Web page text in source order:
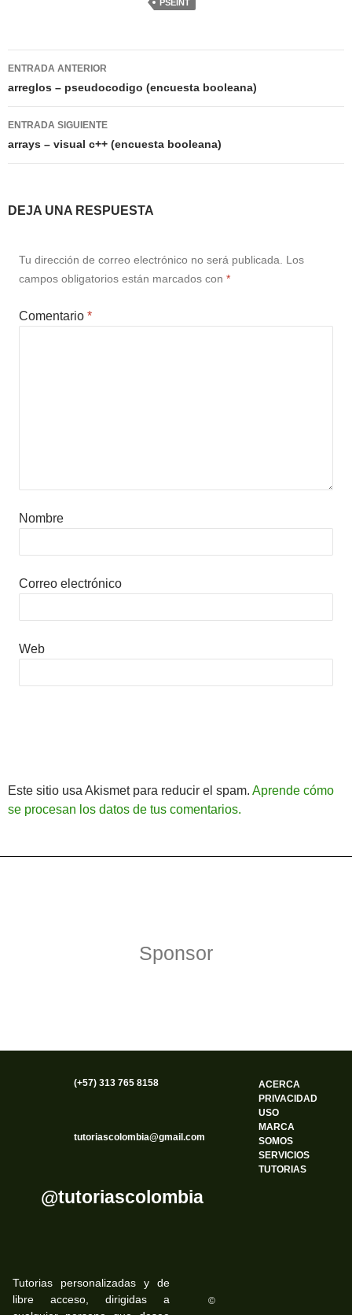
PSEINT
Navegación
de
entradas
ENTRADA ANTERIOR
arreglos – pseudocodigo (encuesta booleana)
ENTRADA SIGUIENTE
arrays – visual c++ (encuesta booleana)
DEJA UNA RESPUESTA
Tu dirección de correo electrónico no será publicada. Los
campos obligatorios están marcados con *
Comentario *
Nombre
Correo electrónico
Web
Este sitio usa Akismet para reducir el spam. Aprende cómo
se procesan los datos de tus comentarios.
Sponsor
(+57) 313 765 8158
tutoriascolombia@gmail.com
@tutoriascolombia
ACERCA
PRIVACIDAD
USO
MARCA
SOMOS
SERVICIOS
TUTORIAS
Tutorias personalizadas y de
libre acceso, dirigidas a
©